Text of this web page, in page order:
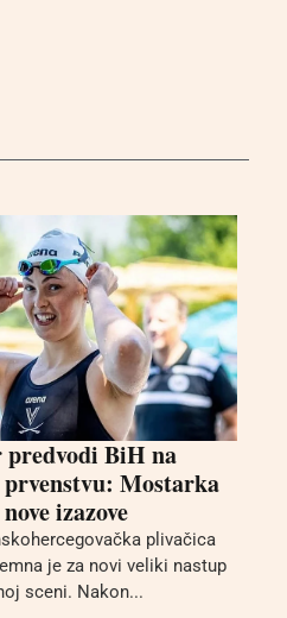
predvodi BiH na
Mostarka
izazove
plivačica
je za novi veliki nastup
sceni. Nakon...